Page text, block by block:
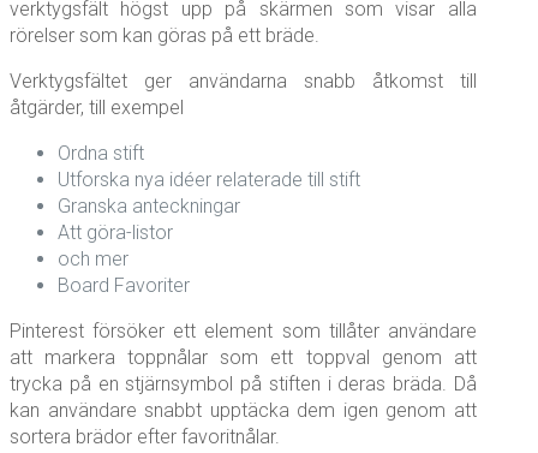
verktygsfält högst upp på skärmen som visar alla
rörelser som kan göras på ett bräde.
Verktygsfältet ger användarna snabb åtkomst till
åtgärder, till exempel
Ordna stift
Utforska nya idéer relaterade till stift
Granska anteckningar
Att göra-listor
och mer
Board Favoriter
Pinterest försöker ett element som tillåter användare
att markera toppnålar som ett toppval genom att
trycka på en stjärnsymbol på stiften i deras bräda. Då
kan användare snabbt upptäcka dem igen genom att
sortera brädor efter favoritnålar.